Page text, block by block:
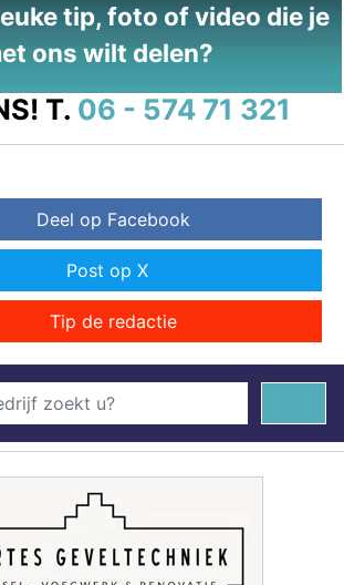
tip, foto of video die je
ons wilt delen?
T. 06 - 574 71 321
Deel op Facebook
Post op X
Tip de redactie